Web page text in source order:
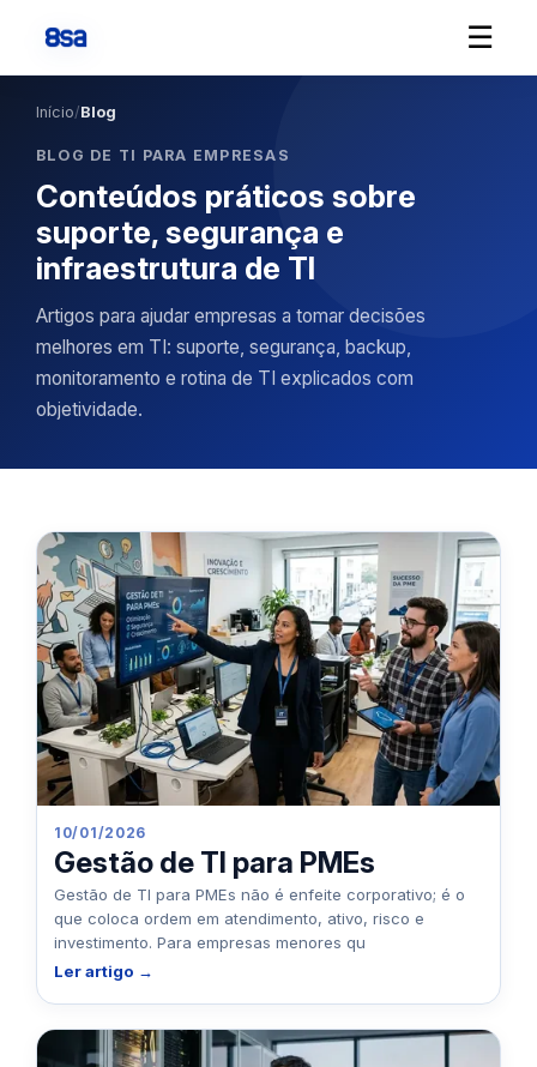
☰
Início/Blog
BLOG DE TI PARA EMPRESAS
Conteúdos práticos sobre
suporte, segurança e
infraestrutura de TI
Artigos para ajudar empresas a tomar decisões
melhores em TI: suporte, segurança, backup,
monitoramento e rotina de TI explicados com
objetividade.
10/01/2026
Gestão de TI para PMEs
Gestão de TI para PMEs não é enfeite corporativo; é o
que coloca ordem em atendimento, ativo, risco e
investimento. Para empresas menores qu
Ler artigo →